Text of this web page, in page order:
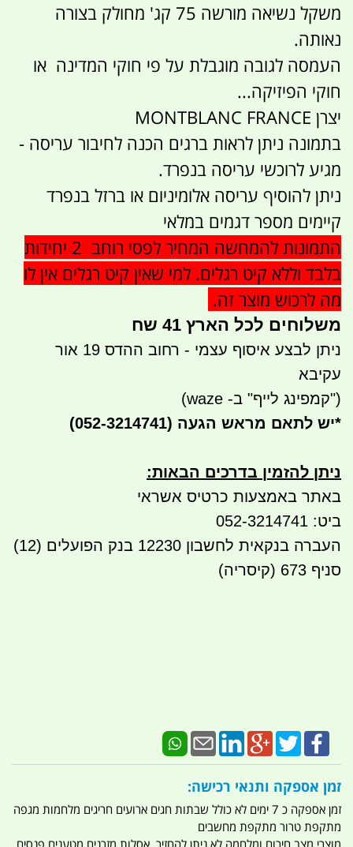
משקל נשיאה מורשה 75 קג' מחולק בצורה
נאותה.
העמסה לגובה מוגבלת על פי חוקי המדינה או
חוקי הפיזיקה...
יצרן MONTBLANC FRANCE
בתמונה ניתן לראות ברגים הכנה לחיבור עריסה -
מגיע לרוכשי עריסה בנפרד.
ניתן להוסיף עריסה אלומיניום או ברזל בנפרד
קיימים מספר דגמים במלאי
התמונות להמחשה המחיר לפסי רוחב 2 יחידות
בלבד וללא קיט רגלים. למי שאין קיט רגלים אין לו
מה לרכוש מוצר זה.
משלוחים לכל הארץ 41 שח
ניתן לבצע איסוף עצמי - רחוב ההדס 19 אור
עקיבא
("קמפינג לייף" ב- waze)
*יש לתאם מראש הגעה (052-3214741)
ניתן להזמין בדרכים הבאות:
באתר באמצעות כרטיס אשראי
ביט: 052-3214741
העברה בנקאית לחשבון 12230 בנק הפועלים (12)
סניף 673 (קיסריה)
זמן אספקה ותנאי רכישה:
זמן אספקה כ 7 ימים לא כולל שבתות חגים ארועים חריגים מלחמות מגפה
מתקפת טרור מתקפת מחשבים